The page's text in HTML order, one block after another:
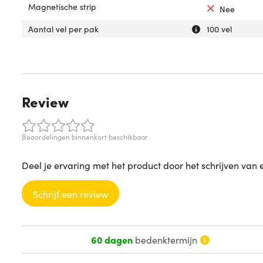
Magnetische strip
Nee
Uitleg over
Verberg uitleg
Aantal vel per pak 100 vel
Review
Beoordelingen binnenkort beschikbaar
Deel je ervaring met het product door het schrijven van
Schrijf een review
60 dagenbedenktermijn